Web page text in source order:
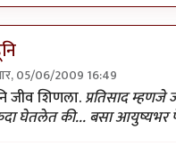
05/06/2009 16:49
जीव शिणला.प्रतिसाद
घेतलेत की... बसा आयुष्यभर